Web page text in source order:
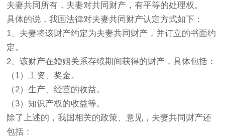
夫妻共同所有，夫妻对共同财产，有平等的处理权。
具体的说，我国法律对夫妻共同财产认定方式如下：
1、夫妻将该财产约定为夫妻共同财产，并订立的书面约
定。
2、该财产在婚姻关系存续期间获得的财产，具体包括：
（1）工资、奖金。
（2）生产、经营的收益。
（3）知识产权的收益等。
除了上述的，我国相关的政策、意见，夫妻共同财产还
包括：